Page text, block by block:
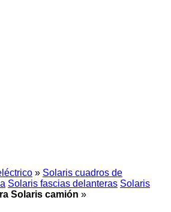
» Solaris cuadros de
Solaris fascias delanteras Solaris
Solaris camión »